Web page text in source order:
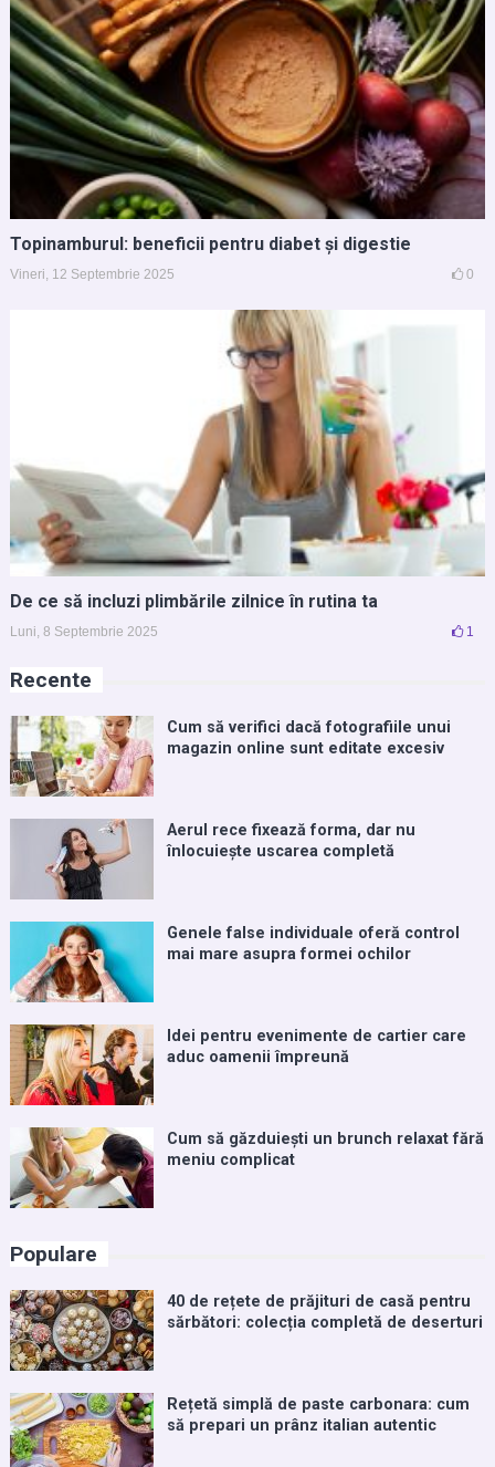
Topinamburul: beneficii pentru diabet și digestie
Vineri, 12 Septembrie 2025 0
De ce să incluzi plimbările zilnice în rutina ta
Luni, 8 Septembrie 2025 1
Recente
Cum să verifici dacă fotografiile unui
magazin online sunt editate excesiv
Aerul rece fixează forma, dar nu
înlocuiește uscarea completă
Genele false individuale oferă control
mai mare asupra formei ochilor
Idei pentru evenimente de cartier care
aduc oamenii împreună
Cum să găzduiești un brunch relaxat fără
meniu complicat
Populare
40 de rețete de prăjituri de casă pentru
sărbători: colecția completă de deserturi
Rețetă simplă de paste carbonara: cum
să prepari un prânz italian autentic